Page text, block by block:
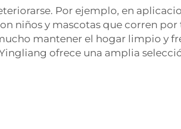
Por ejemplo, en
niños y mascotas que corren por
mantener el hogar limpio y
ofrece una amplia